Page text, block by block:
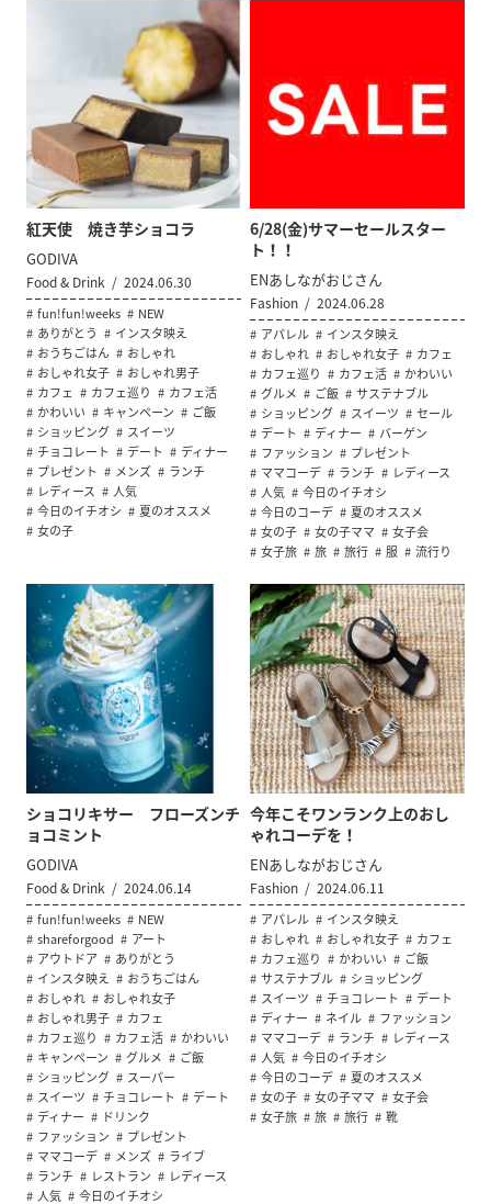
紅天使 焼き芋ショコラ
GODIVA
Food & Drink 2024.06.30
fun!fun!weeks
NEW
ありがとう
インスタ映え
おうちごはん
おしゃれ
おしゃれ女子
おしゃれ男子
カフェ
カフェ巡り
カフェ活
かわいい
キャンペーン
ご飯
ショッピング
スイーツ
チョコレート
デート
ディナー
プレゼント
メンズ
ランチ
レディース
人気
今日のイチオシ
夏のオススメ
女の子
6/28(金)サマーセールスター
ト！！
ENあしながおじさん
Fashion 2024.06.28
アパレル
インスタ映え
おしゃれ
おしゃれ女子
カフェ
カフェ巡り
カフェ活
かわいい
グルメ
ご飯
サステナブル
ショッピング
スイーツ
セール
デート
ディナー
バーゲン
ファッション
プレゼント
ママコーデ
ランチ
レディース
人気
今日のイチオシ
今日のコーデ
夏のオススメ
女の子
女の子ママ
女子会
女子旅
旅 旅行 服 流行り
ショコリキサー フローズンチ
ョコミント
GODIVA
Food & Drink 2024.06.14
fun!fun!weeks
NEW
shareforgood
アート
アウトドア
ありがとう
インスタ映え
おうちごはん
おしゃれ
おしゃれ女子
おしゃれ男子
カフェ
カフェ巡り
カフェ活
かわいい
キャンペーン
グルメ
ご飯
ショッピング
スーパー
スイーツ
チョコレート
デート
ディナー
ドリンク
ファッション
プレゼント
ママコーデ
メンズ
ライブ
ランチ
レストラン
レディース
人気
今日のイチオシ
今年こそワンランク上のおし
ゃれコーデを！
ENあしながおじさん
Fashion 2024.06.11
アパレル
インスタ映え
おしゃれ
おしゃれ女子
カフェ
カフェ巡り
かわいい
ご飯
サステナブル
ショッピング
スイーツ
チョコレート
デート
ディナー
ネイル
ファッション
ママコーデ
ランチ
レディース
人気
今日のイチオシ
今日のコーデ
夏のオススメ
女の子
女の子ママ
女子会
女子旅
旅 旅行 靴